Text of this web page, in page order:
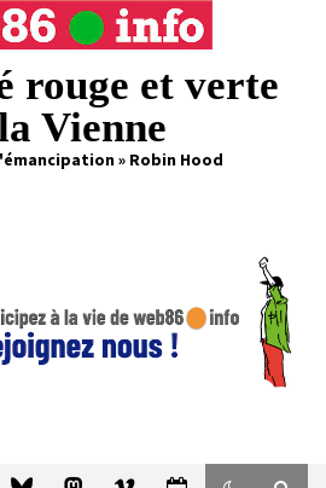
rouge et verte
Vienne
» Robin Hood